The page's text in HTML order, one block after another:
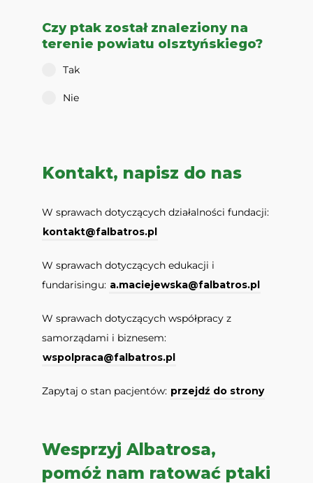
Czy ptak został znaleziony na
terenie powiatu olsztyńskiego?
Tak
Nie
Kontakt, napisz do nas
W sprawach dotyczących działalności fundacji:
kontakt@falbatros.pl
W sprawach dotyczących edukacji i
fundarisingu: a.maciejewska@falbatros.pl
W sprawach dotyczących współpracy z
samorządami i biznesem:
wspolpraca@falbatros.pl
Zapytaj o stan pacjentów: przejdź do strony
Wesprzyj Albatrosa,
pomóż nam ratować ptaki